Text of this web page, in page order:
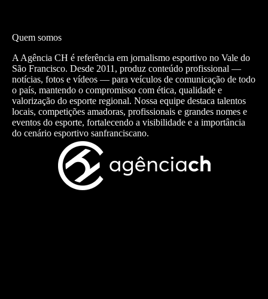
Quem somos
A Agência CH é referência em jornalismo esportivo no Vale do
São Francisco. Desde 2011, produz conteúdo profissional —
notícias, fotos e vídeos — para veículos de comunicação de todo
o país, mantendo o compromisso com ética, qualidade e
valorização do esporte regional. Nossa equipe destaca talentos
locais, competições amadoras, profissionais e grandes nomes e
eventos do esporte, fortalecendo a visibilidade e a importância
do cenário esportivo sanfranciscano.